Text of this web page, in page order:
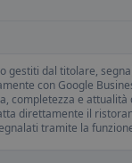
gestiti dal titolare,
con Google
completezza e attualità
direttamente il
tramite la